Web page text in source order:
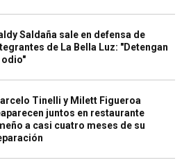
Saldaña sale en defensa de
de La Bella Luz: "Detengan
odio"
Tinelli y Milett Figueroa
juntos en restaurante
a casi cuatro meses de su